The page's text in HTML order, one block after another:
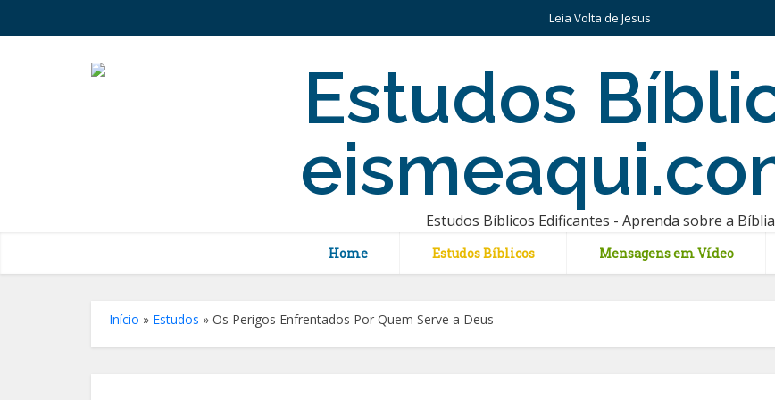
Leia Volta de Jesus
Estudos Bíblicos Edificantes - Aprenda sobre a Bíblia
Home Estudos Bíblicos Mensagens em Vídeo
Início » Estudos » Os Perigos Enfrentados Por Quem Serve a Deus